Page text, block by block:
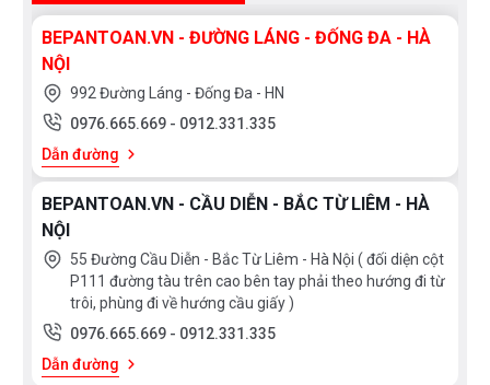
Điện áp: 220V-240V ~50/60Hz
Kích thước bếp: W790*D450*H55mm
Kích thước lỗ đá: W730*D400mm
Xuất xứ: Đức
BEPANTOAN.VN - ĐƯỜNG LÁNG - ĐỐNG ĐA - HÀ
NỘI
992 Đường Láng - Đống Đa - HN
0976.665.669 - 0912.331.335
Dẫn đường
BEPANTOAN.VN - CẦU DIỄN - BẮC TỪ LIÊM - HÀ
NỘI
55 Đường Cầu Diễn - Bắc Từ Liêm - Hà Nội ( đối diện cột
P111 đường tàu trên cao bên tay phải theo hướng đi từ
trôi, phùng đi về hướng cầu giấy )
0976.665.669 - 0912.331.335
Dẫn đường